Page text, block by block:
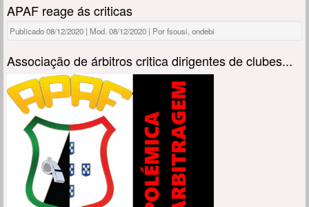
APAF reage ás criticas
Publicado 08/12/2020 | Mod. 08/12/2020 | Por fsousi, ondebi
Associação de árbitros critica dirigentes de clubes...